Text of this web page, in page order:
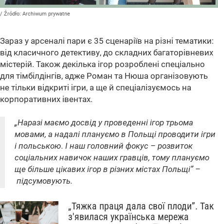
/ Źródło: Archiwum prywatne
Зараз у арсеналі пари є 35 сценаріїв на різні тематики:
від класичного детективу, до складних багаторівневих
містерій. Також декілька ігор розроблені спеціально
для тімбілдінгів, адже Роман та Нюша організовують
не тільки відкриті ігри, а ще й спеціалізуємось на
корпоративних івентах.
„Наразі маємо досвід у проведенні ігор трьома
мовами, а надалі плануємо в Польщі проводити ігри
і польською. І наш головний фокус – розвиток
соціальних навичок наших гравців, тому плануємо
ще більше цікавих ігор в різних містах Польщі” –
підсумовують.
„Тяжка праця дала свої плоди”. Так
з'явилася українська мережа